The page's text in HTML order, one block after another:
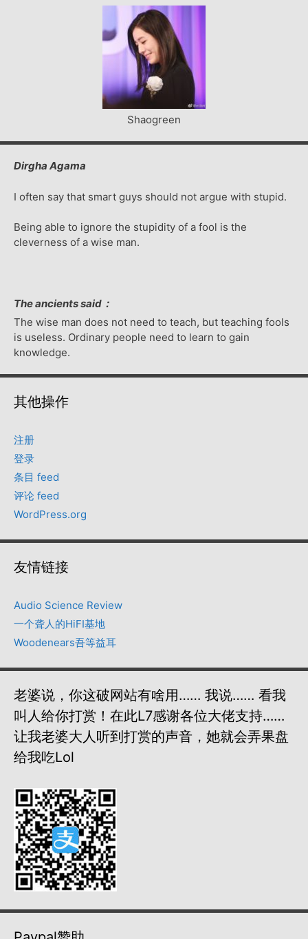
Shaogreen
Dirgha Agama
I often say that smart guys should not argue with stupid.
Being able to ignore the stupidity of a fool is the
cleverness of a wise man.
The ancients said：
The wise man does not need to teach, but teaching fools
is useless. Ordinary people need to learn to gain
knowledge.
其他操作
注册
登录
条目 feed
评论 feed
WordPress.org
友情链接
Audio Science Review
一个聋人的HiFI基地
Woodenears吾等益耳
老婆说，你这破网站有啥用…… 我说…… 看我
叫人给你打赏！在此L7感谢各位大佬支持……
让我老婆大人听到打赏的声音，她就会弄果盘
给我吃lol